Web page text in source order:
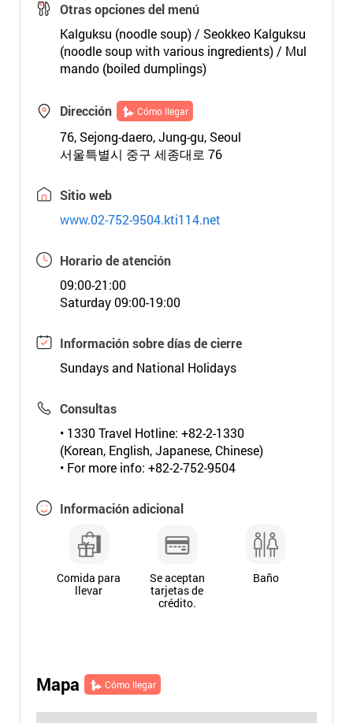
Otras opciones del menú
Kalguksu (noodle soup) / Seokkeo Kalguksu
(noodle soup with various ingredients) / Mul
mando (boiled dumplings)
Dirección Cómo llegar
76, Sejong-daero, Jung-gu, Seoul
서울특별시 중구 세종대로 76
Sitio web
www.02-752-9504.kti114.net
Horario de atención
09:00-21:00
Saturday 09:00-19:00
Información sobre días de cierre
Sundays and National Holidays
Consultas
• 1330 Travel Hotline: +82-2-1330
(Korean, English, Japanese, Chinese)
• For more info: +82-2-752-9504
Información adicional
Comida para
llevar
Se aceptan
tarjetas de
crédito.
Baño
Mapa Cómo llegar